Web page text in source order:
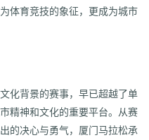
体育竞技的象征，更成为城市
化背景的赛事，早已超越了单
精神和文化的重要平台。从赛
的决心与勇气，厦门马拉松承